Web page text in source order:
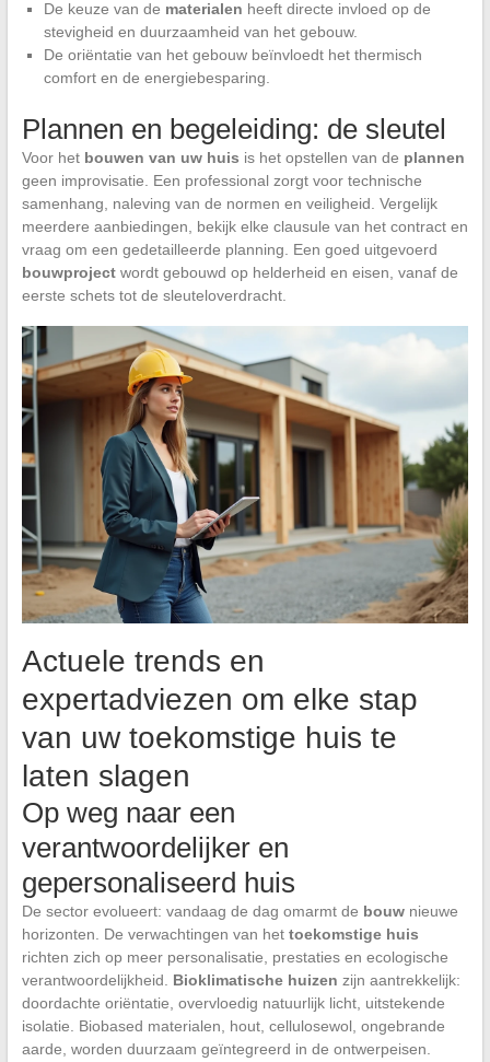
De keuze van de materialen heeft directe invloed op de
stevigheid en duurzaamheid van het gebouw.
De oriëntatie van het gebouw beïnvloedt het thermisch
comfort en de energiebesparing.
Plannen en begeleiding: de sleutel
Voor het bouwen van uw huis is het opstellen van de plannen
geen improvisatie. Een professional zorgt voor technische
samenhang, naleving van de normen en veiligheid. Vergelijk
meerdere aanbiedingen, bekijk elke clausule van het contract en
vraag om een gedetailleerde planning. Een goed uitgevoerd
bouwprojectwordt gebouwd op helderheid en eisen, vanaf de
eerste schets tot de sleuteloverdracht.
Actuele trends en
expertadviezen om elke stap
van uw toekomstige huis te
laten slagen
Op weg naar een
verantwoordelijker en
gepersonaliseerd huis
De sector evolueert: vandaag de dag omarmt de bouwnieuwe
horizonten. De verwachtingen van het toekomstige huis
richten zich op meer personalisatie, prestaties en ecologische
verantwoordelijkheid. Bioklimatische huizen zijn aantrekkelijk:
doordachte oriëntatie, overvloedig natuurlijk licht, uitstekende
isolatie. Biobased materialen, hout, cellulosewol, ongebrande
aarde, worden duurzaam geïntegreerd in de ontwerpeisen.